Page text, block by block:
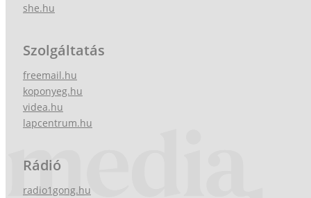
she.hu
Szolgáltatás
freemail.hu
koponyeg.hu
videa.hu
lapcentrum.hu
Rádió
radio1gong.hu